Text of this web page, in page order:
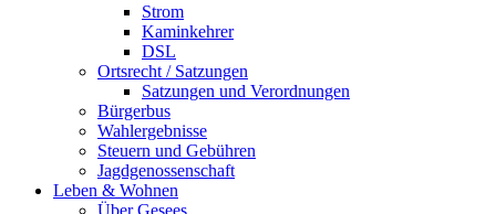
Strom
Kaminkehrer
DSL
Ortsrecht / Satzungen
Satzungen und Verordnungen
Bürgerbus
Wahlergebnisse
Steuern und Gebühren
Jagdgenossenschaft
Leben & Wohnen
Über Gesees